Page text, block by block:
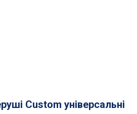
Custom універсальні